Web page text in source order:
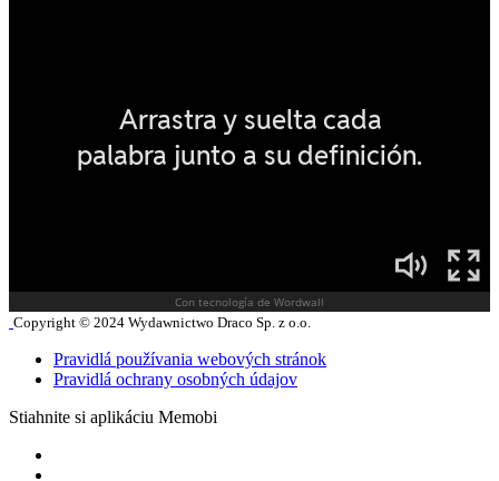
Copyright © 2024 Wydawnictwo Draco Sp. z o.o.
Pravidlá používania webových stránok
Pravidlá ochrany osobných údajov
Stiahnite si aplikáciu Memobi